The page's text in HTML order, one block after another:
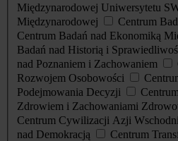
Międzynarodowej Uniwersytetu
Międzynarodowej
Centrum
Centrum Badań nad Ekonomiką
Badań nad Historią i
nad Poznaniem i Zachowaniem
Rozwojem Osobowości
Podejmowania Decyzji
Zdrowiem i Zachowaniami
Centrum Cywilizacji Azji
nad Demokracją
Centrum